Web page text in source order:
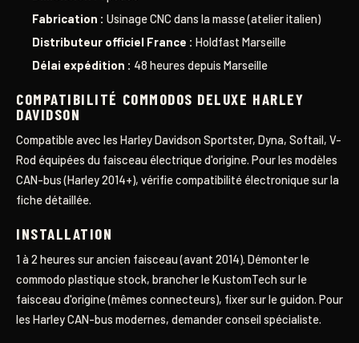
Fabrication : Usinage CNC dans la masse (atelier italien)
Distributeur officiel France : Holdfast Marseille
Délai expédition : 48 heures depuis Marseille
COMPATIBILITÉ COMMODOS DELUXE HARLEY
DAVIDSON
Compatible avec les Harley Davidson Sportster, Dyna, Softail, V-
Rod équipées du faisceau électrique d'origine. Pour les modèles
CAN-bus (Harley 2014+), vérifie compatibilité électronique sur la
fiche détaillée.
INSTALLATION
1 à 2 heures sur ancien faisceau (avant 2014). Démonter le
commodo plastique stock, brancher le KustomTech sur le
faisceau d'origine (mêmes connecteurs), fixer sur le guidon. Pour
les Harley CAN-bus modernes, demander conseil spécialiste.